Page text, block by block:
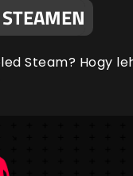
Steam? Hogy